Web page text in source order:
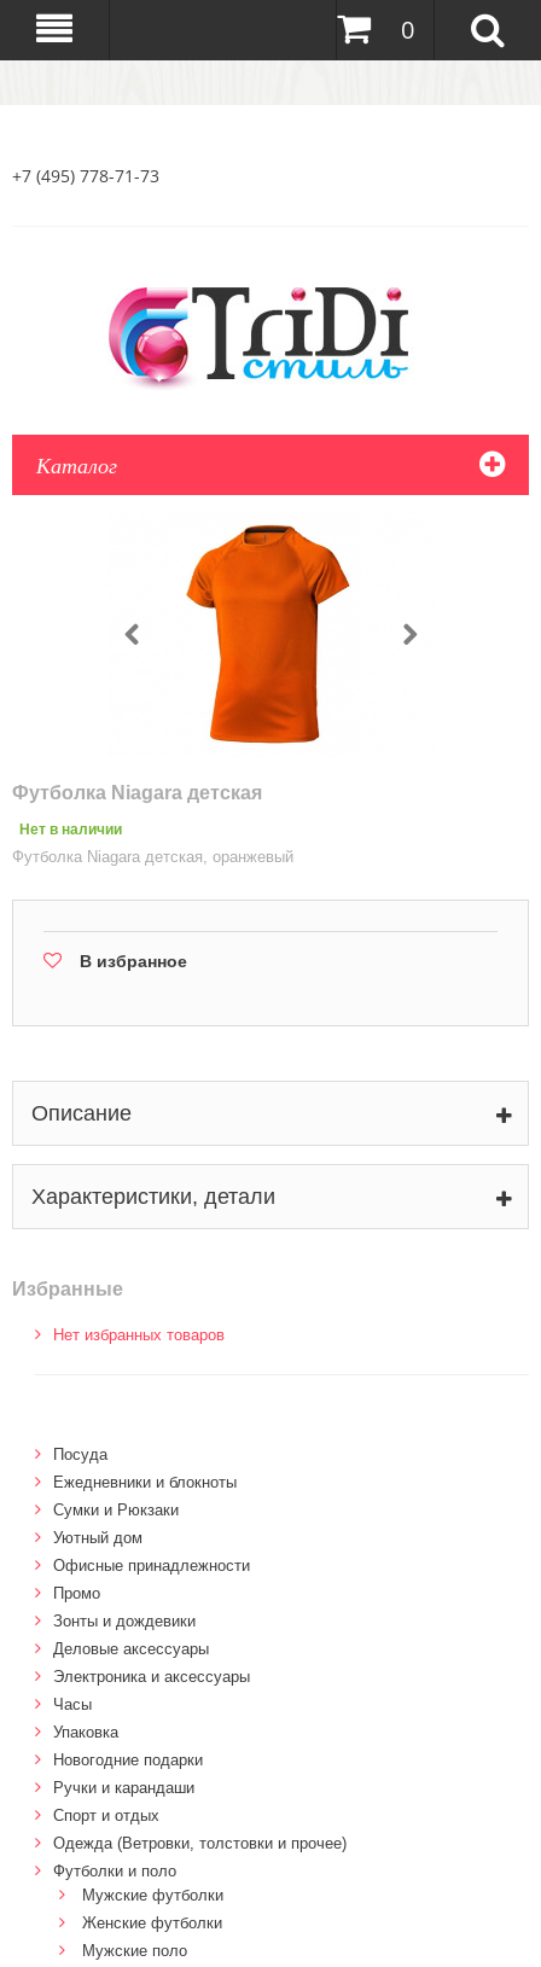
0
+7 (495) 778-71-73
Каталог
Футболка Niagara детская
Нет в наличии
Футболка Niagara детская, оранжевый
В избранное
Описание
Характеристики, детали
Избранные
Нет избранных товаров
Посуда
Ежедневники и блокноты
Сумки и Рюкзаки
Уютный дом
Офисные принадлежности
Промо
Зонты и дождевики
Деловые аксессуары
Электроника и аксессуары
Часы
Упаковка
Новогодние подарки
Ручки и карандаши
Спорт и отдых
Одежда (Ветровки, толстовки и прочее)
Футболки и поло
Мужские футболки
Женские футболки
Мужские поло